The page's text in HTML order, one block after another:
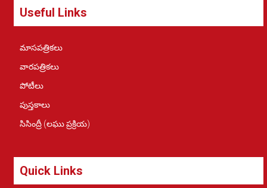
Useful Links
మాసపత్రికలు
వారపత్రికలు
పోటీలు
పుస్తకాలు
సిసింద్రీ (లఘు ప్రక్రియ)
Quick Links